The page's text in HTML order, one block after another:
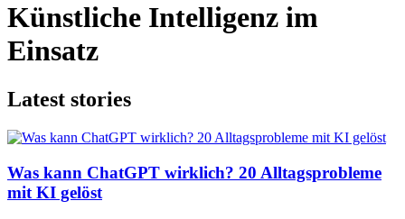
Künstliche Intelligenz im
Einsatz
Latest stories
Was kann ChatGPT wirklich? 20 Alltagsprobleme
mit KI gelöst